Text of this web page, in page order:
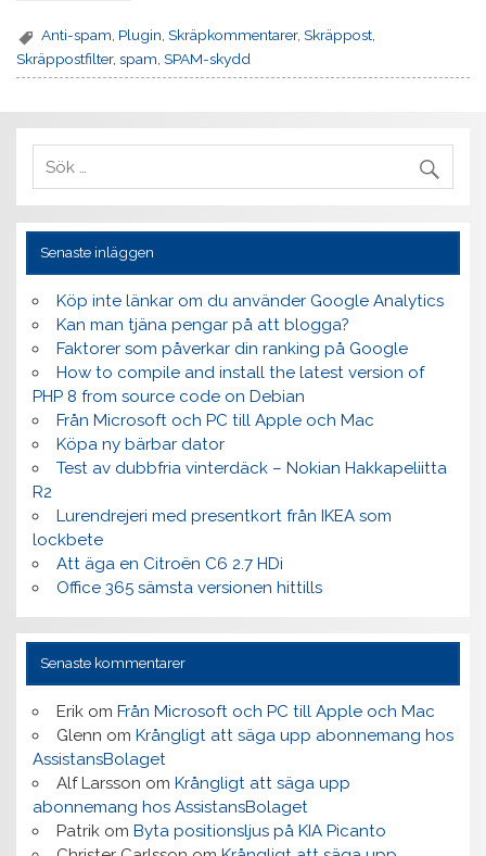
Anti-spam Plugin ,Skräpkommentarer,Skräppost
Skräppostfilter,spam ,SPAM-skydd
Senaste inläggen
Köp inte länkar om du använder Google Analytics
Kan man tjäna pengar på att blogga?
Faktorer som påverkar din ranking på Google
How to compile and install the latest version of
PHP 8 from source code on Debian
Från Microsoft och PC till Apple och Mac
Köpa ny bärbar dator
Test av dubbfria vinterdäck – Nokian Hakkapeliitta
R2
Lurendrejeri med presentkort från IKEA som
lockbete
Att äga en Citroën C6 2.7 HDi
Office 365 sämsta versionen hittills
Senaste kommentarer
Erikom Från Microsoft och PC till Apple och Mac
Glenn om Krångligt att säga upp abonnemang hos
AssistansBolaget
Alf Larsson om Krångligt att säga upp
abonnemang hos AssistansBolaget
Patrikom Byta positionsljus på KIA Picanto